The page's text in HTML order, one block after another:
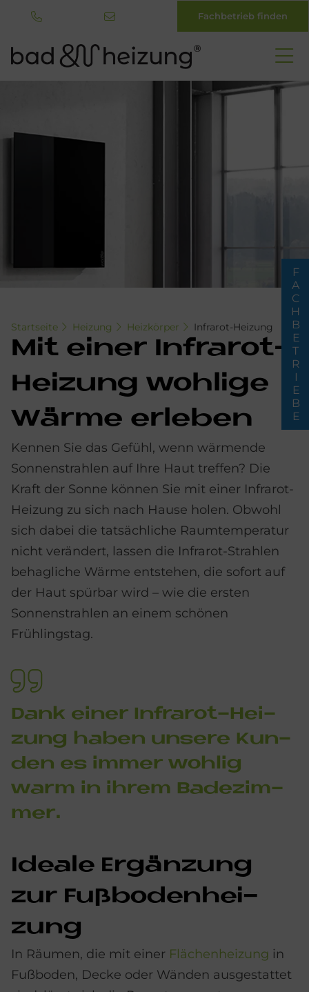
Fachbetrieb finden
Startseite Heizung Heizkörper Infrarot-Heizung
Mit ei­ner In­fra­rot-
Hei­zung woh­li­ge
Wär­me er­le­ben
Kennen Sie das Gefühl, wenn wärmende
Sonnenstrahlen auf Ihre Haut treffen? Die
Kraft der Sonne können Sie mit einer Infrarot-
Heizung zu sich nach Hause holen. Obwohl
sich dabei die tatsächliche Raumtemperatur
nicht verändert, lassen die Infrarot-Strahlen
behagliche Wärme entstehen, die sofort auf
der Haut spürbar wird – wie die ersten
Sonnenstrahlen an einem schönen
Frühlingstag.
Dank ei­ner In­fra­rot-Hei­
zung ha­ben un­se­re Kun­
den es im­mer woh­lig
warm in ih­rem Ba­de­zim­
mer.
Idea­le Er­gän­zung
zur Fuß­bo­den­hei­
zung
In Räumen, die mit einer Flächenheizung in
Fußboden, Decke oder Wänden ausgestattet
FACHBETRIEBE